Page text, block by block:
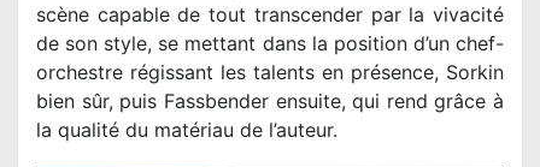
scène capable de tout transcender par la vivacité
de son style, se mettant dans la position d’un chef-
orchestre régissant les talents en présence, Sorkin
bien sûr, puis Fassbender ensuite, qui rend grâce à
la qualité du matériau de l’auteur.